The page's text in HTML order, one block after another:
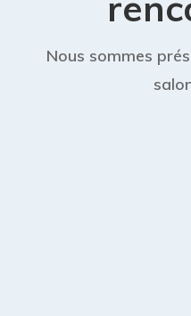
Nous sommes